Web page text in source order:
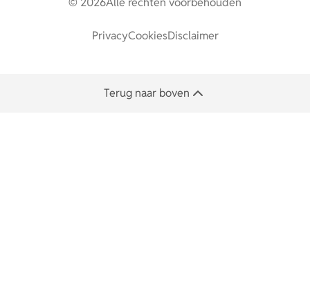
PrivacyCookiesDisclaimer
Terug naar boven